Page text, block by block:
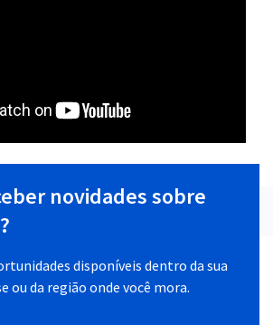
novidades sobre
disponíveis dentro da sua
ou da região onde você mora.